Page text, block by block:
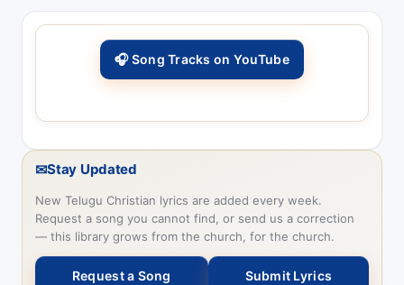
🎧 Song Tracks on YouTube
✉Stay Updated
New Telugu Christian lyrics are added every week.
Request a song you cannot find, or send us a correction
— this library grows from the church, for the church.
Request a Song Submit Lyrics